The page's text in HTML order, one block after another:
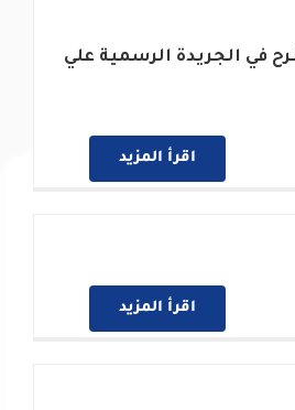
في الجريدة الرسمية علي
اقرأ المزيد
اقرأ المزيد